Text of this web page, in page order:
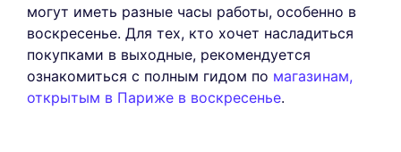
могут иметь разные часы работы, особенно в
воскресенье. Для тех, кто хочет насладиться
покупками в выходные, рекомендуется
ознакомиться с полным гидом по магазинам,
открытым в Париже в воскресенье.